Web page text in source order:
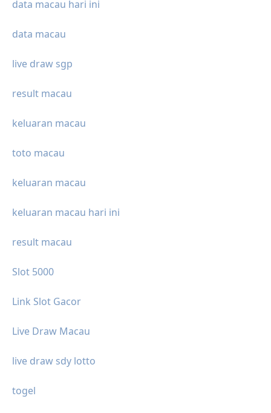
data macau hari ini
data macau
live draw sgp
result macau
keluaran macau
toto macau
keluaran macau
keluaran macau hari ini
result macau
Slot 5000
Link Slot Gacor
Live Draw Macau
live draw sdy lotto
togel